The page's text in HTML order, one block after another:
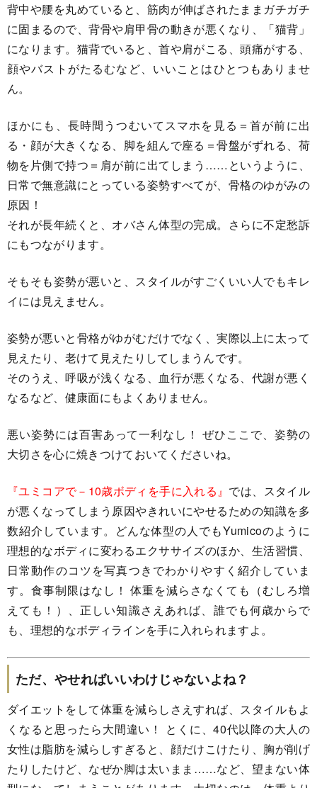
背中や腰を丸めていると、筋肉が伸ばされたままガチガチ
に固まるので、背骨や肩甲骨の動きが悪くなり、「猫背」
になります。猫背でいると、首や肩がこる、頭痛がする、
顔やバストがたるむなど、いいことはひとつもありませ
ん。
ほかにも、長時間うつむいてスマホを見る＝首が前に出
る・顔が大きくなる、脚を組んで座る＝骨盤がずれる、荷
物を片側で持つ＝肩が前に出てしまう……というように、
日常で無意識にとっている姿勢すべてが、骨格のゆがみの
原因！
それが長年続くと、オバさん体型の完成。さらに不定愁訴
にもつながります。
そもそも姿勢が悪いと、スタイルがすごくいい人でもキレ
イには見えません。
姿勢が悪いと骨格がゆがむだけでなく、実際以上に太って
見えたり、老けて見えたりしてしまうんです。
そのうえ、呼吸が浅くなる、血行が悪くなる、代謝が悪く
なるなど、健康面にもよくありません。
悪い姿勢には百害あって一利なし！ ぜひここで、姿勢の
大切さを心に焼きつけておいてくださいね。
『ユミコアで－10歳ボディを手に入れる』 では、スタイル
が悪くなってしまう原因やきれいにやせるための知識を多
数紹介しています。どんな体型の人でもYumicoのように
理想的なボディに変わるエクササイズのほか、生活習慣、
日常動作のコツを写真つきでわかりやすく紹介していま
す。食事制限はなし！ 体重を減らさなくても（むしろ増
えても！）、正しい知識さえあれば、誰でも何歳からで
も、理想的なボディラインを手に入れられますよ。
ただ、やせればいいわけじゃないよね？
ダイエットをして体重を減らしさえすれば、スタイルもよ
くなると思ったら大間違い！ とくに、40代以降の大人の
女性は脂肪を減らしすぎると、顔だけこけたり、胸が削げ
たりしたけど、なぜか脚は太いまま……など、望まない体